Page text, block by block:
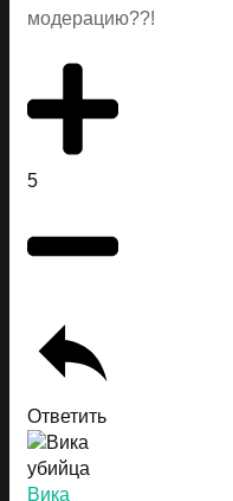
модерацию??!
5
Ответить
Вика